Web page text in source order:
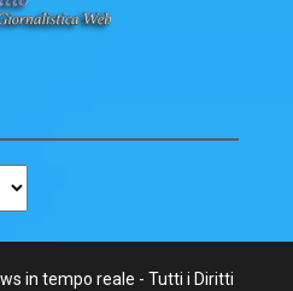
in tempo reale - Tutti i Diritti